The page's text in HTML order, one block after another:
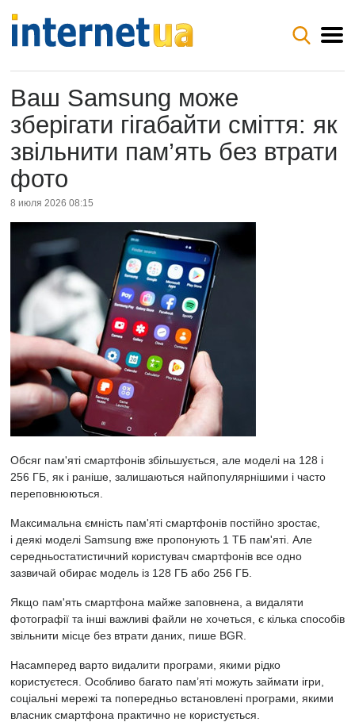
Ваш Samsung може
зберігати гігабайти сміття: як
звільнити пам’ять без втрати
фото
8 июля 2026 08:15
Обсяг пам'яті смартфонів збільшується, але моделі на 128 і
256 ГБ, як і раніше, залишаються найпопулярнішими і часто
переповнюються.
Максимальна ємність пам'яті смартфонів постійно зростає,
і деякі моделі Samsung вже пропонують 1 ТБ пам'яті. Але
середньостатистичний користувач смартфонів все одно
зазвичай обирає модель із 128 ГБ або 256 ГБ.
Якщо пам'ять смартфона майже заповнена, а видаляти
фотографії та інші важливі файли не хочеться, є кілька способів
звільнити місце без втрати даних, пише BGR.
Насамперед варто видалити програми, якими рідко
користуєтеся. Особливо багато пам’яті можуть займати ігри,
соціальні мережі та попередньо встановлені програми, якими
власник смартфона практично не користується.